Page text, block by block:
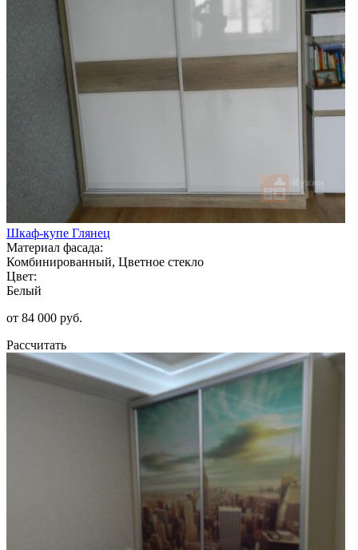
Шкаф-купе Глянец
Материал фасада:
Комбинированный, Цветное стекло
Цвет:
Белый
от 84 000 руб.
Рассчитать